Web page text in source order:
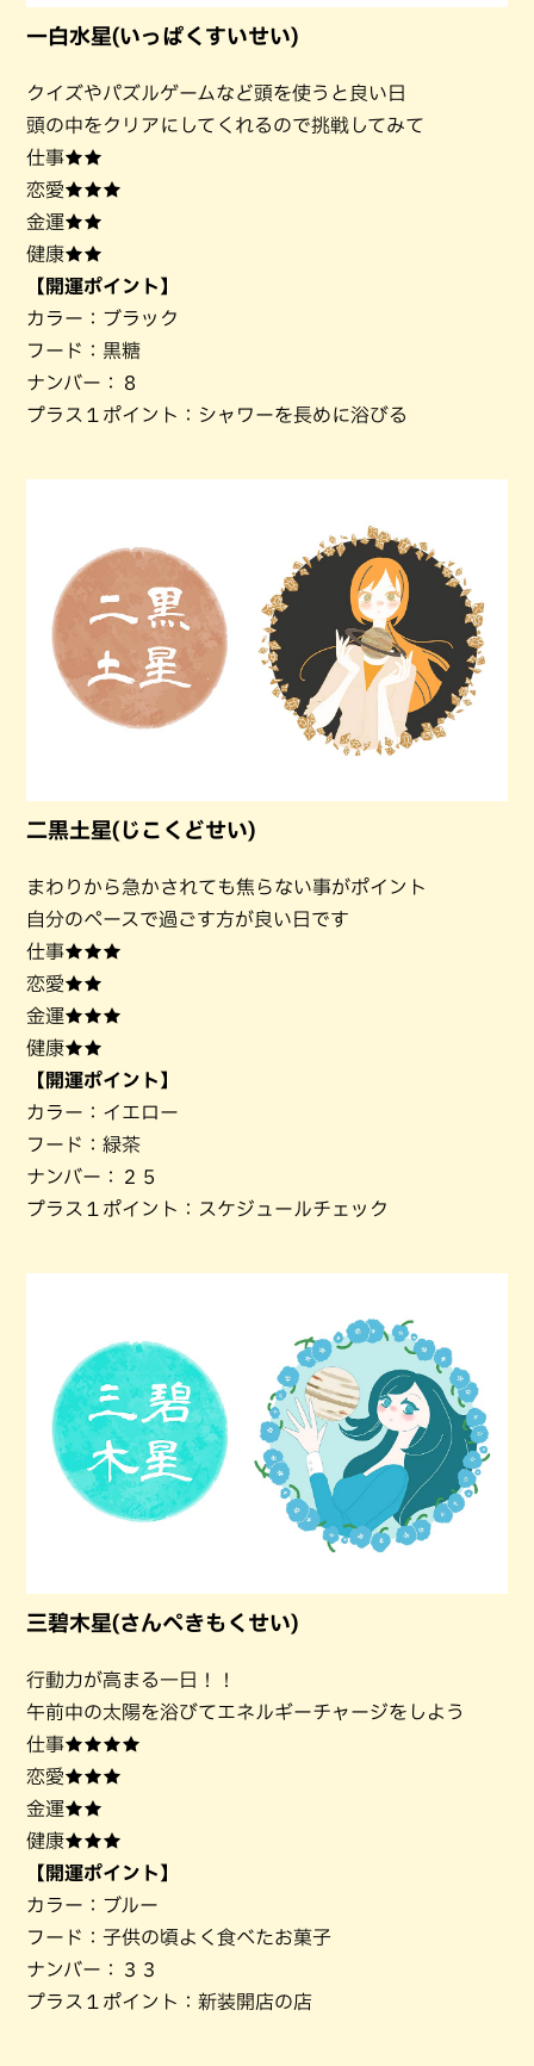
一白水星(いっぱくすいせい)
クイズやパズルゲームなど頭を使うと良い日
頭の中をクリアにしてくれるので挑戦してみて
仕事★★
恋愛★★★
金運★★
健康★★
【開運ポイント】
カラー：ブラック
フード：黒糖
ナンバー：８
プラス１ポイント：シャワーを長めに浴びる
二黒土星(じこくどせい)
まわりから急かされても焦らない事がポイント
自分のペースで過ごす方が良い日です
仕事★★★
恋愛★★
金運★★★
健康★★
【開運ポイント】
カラー：イエロー
フード：緑茶
ナンバー：２５
プラス１ポイント：スケジュールチェック
三碧木星(さんぺきもくせい)
行動力が高まる一日！！
午前中の太陽を浴びてエネルギーチャージをしよう
仕事★★★★
恋愛★★★
金運★★
健康★★★
【開運ポイント】
カラー：ブルー
フード：子供の頃よく食べたお菓子
ナンバー：３３
プラス１ポイント：新装開店の店